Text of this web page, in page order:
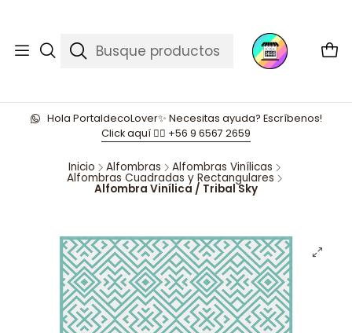
Hola PortaldecoLover✨ Necesitas ayuda? Escríbenos!
Click aquí 👉🏼 +56 9 6567 2659
Inicio Alfombras Alfombras Vinílicas
Alfombras Cuadradas y Rectangulares
Alfombra Vinílica / Tribal Sky